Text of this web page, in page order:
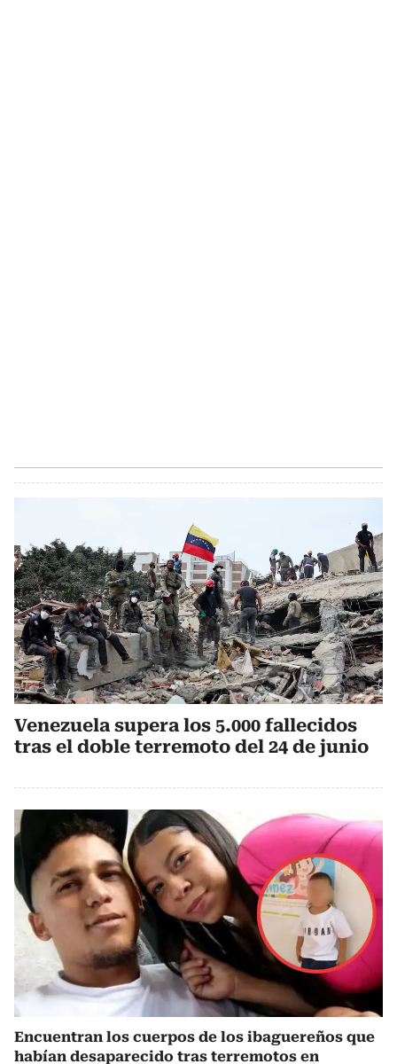
Venezuela supera los 5.000 fallecidos
tras el doble terremoto del 24 de junio
Encuentran los cuerpos de los ibaguereños que
habían desaparecido tras terremotos en